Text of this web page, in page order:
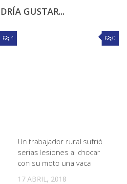
GUSTAR...
4 0
Un trabajador rural sufrió
serias lesiones al chocar
con su moto una vaca
17 ABRIL, 2018